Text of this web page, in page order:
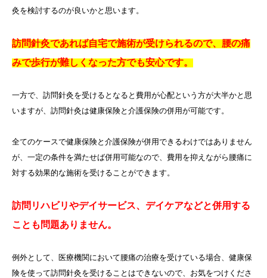
灸を検討するのが良いかと思います。
訪問針灸であれば自宅で施術が受けられるので、腰の痛
みで歩行が難しくなった方でも安心です。
一方で、訪問針灸を受けるとなると費用が心配という方が大半かと思
いますが、訪問針灸は健康保険と介護保険の併用が可能です。
全てのケースで健康保険と介護保険が併用できるわけではありません
が、一定の条件を満たせば併用可能なので、費用を抑えながら腰痛に
対する効果的な施術を受けることができます。
訪問リハビリやデイサービス、デイケアなどと併用する
ことも問題ありません。
例外として、医療機関において腰痛の治療を受けている場合、健康保
険を使って訪問針灸を受けることはできないので、お気をつけくださ